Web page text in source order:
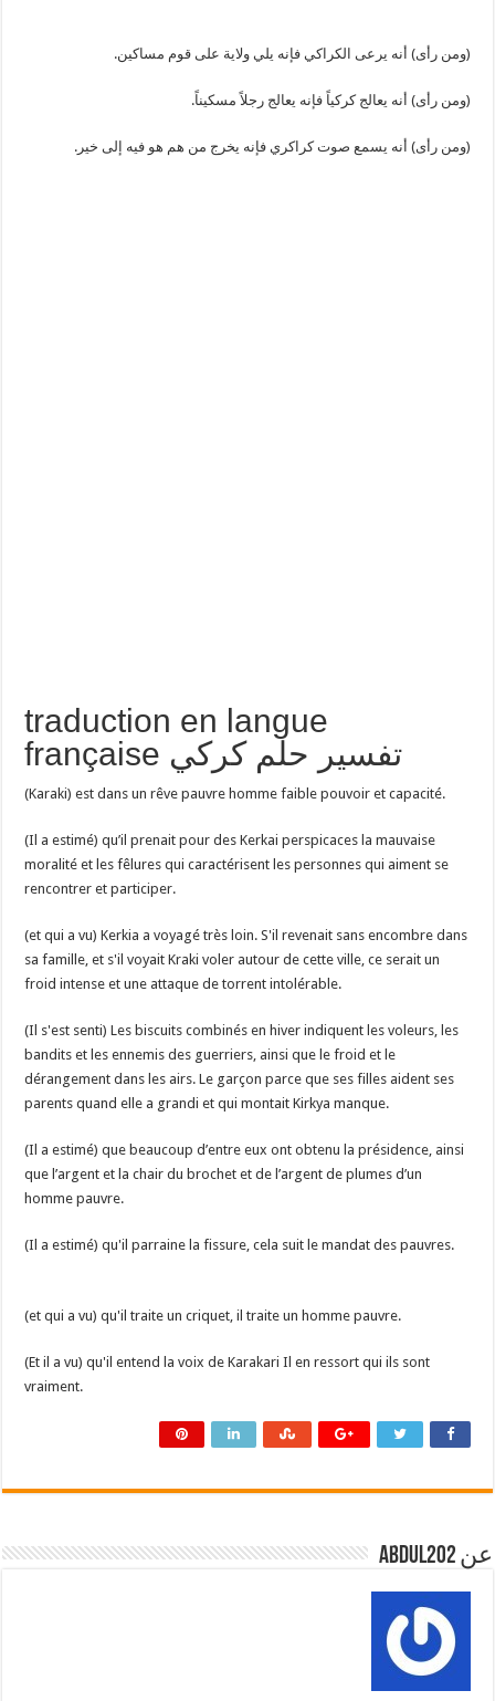
(ومن رأى) أنه يرعى الكراكي فإنه يلي ولاية على قوم مساكين.
(ومن رأى) أنه يعالج كركياً فإنه يعالج رجلاً مسكيناً.
(ومن رأى) أنه يسمع صوت كراكري فإنه يخرج من هم هو فيه إلى خير.
traduction en langue
française تفسير حلم كركي
(Karaki) est dans un rêve pauvre homme faible pouvoir et capacité.
(Il a estimé) qu’il prenait pour des Kerkai perspicaces la mauvaise
moralité et les fêlures qui caractérisent les personnes qui aiment se
rencontrer et participer.
(et qui a vu) Kerkia a voyagé très loin. S'il revenait sans encombre dans
sa famille, et s'il voyait Kraki voler autour de cette ville, ce serait un
froid intense et une attaque de torrent intolérable.
(Il s'est senti) Les biscuits combinés en hiver indiquent les voleurs, les
bandits et les ennemis des guerriers, ainsi que le froid et le
dérangement dans les airs. Le garçon parce que ses filles aident ses
parents quand elle a grandi et qui montait Kirkya manque.
(Il a estimé) que beaucoup d’entre eux ont obtenu la présidence, ainsi
que l’argent et la chair du brochet et de l’argent de plumes d’un
homme pauvre.
(Il a estimé) qu'il parraine la fissure, cela suit le mandat des pauvres.
(et qui a vu) qu'il traite un criquet, il traite un homme pauvre.
(Et il a vu) qu'il entend la voix de Karakari Il en ressort qui ils sont
vraiment.
عن abdul202